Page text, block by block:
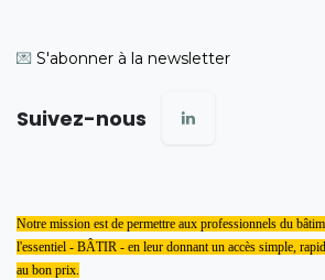
💌 S'abonner à la newsletter
Suivez-nous
Notre mission est de permettre aux professionnels du
l'essentiel - BÂTIR - en leur donnant un accès simple,
au bon prix.